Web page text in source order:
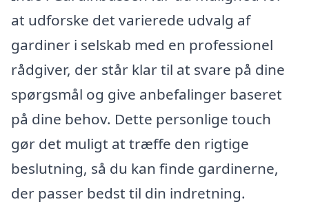
at udforske det varierede udvalg af
gardiner i selskab med en professionel
rådgiver, der står klar til at svare på dine
spørgsmål og give anbefalinger baseret
på dine behov. Dette personlige touch
gør det muligt at træffe den rigtige
beslutning, så du kan finde gardinerne,
der passer bedst til din indretning.